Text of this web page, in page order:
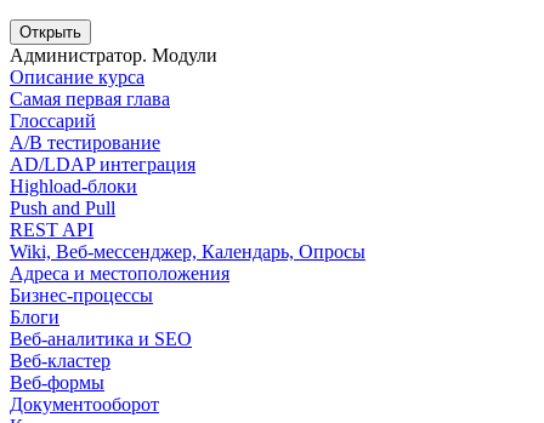
Открыть
Администратор. Модули
Описание курса
Самая первая глава
Глоссарий
A/B тестирование
AD/LDAP интеграция
Highload-блоки
Push and Pull
REST API
Wiki, Веб-мессенджер, Календарь, Опросы
Адреса и местоположения
Бизнес-процессы
Блоги
Веб-аналитика и SEO
Веб-кластер
Веб-формы
Документооборот